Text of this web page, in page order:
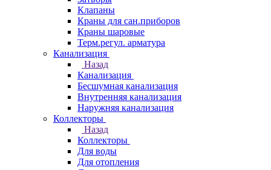
Клапаны
Краны для сан.приборов
Краны шаровые
Терм.регул. арматура
Канализация
Назад
Канализация
Бесшумная канализация
Внутренняя канализация
Наружняя канализация
Коллекторы
Назад
Коллекторы
Для воды
Для отопления